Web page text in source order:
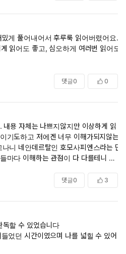
게 풀어내어서 후루룩 읽어버렸어요.
읽어도 좋고, 심오하게 여러번 읽어도
댓글0 0
용 자체는 나쁘지않지만 이상하게 읽
기도하고 저에겐 너무 이해가되지않는
니 네안데르탈인 호모사피엔스라는 단
마다 이해하는 관점이 다 다를테니 평
어려운도서를 참고 완독한 내 자신이
야 이해가 가려나요. 그럴자신은 없지
댓글0 3
할 수 있었습니다
었던 시간이였으며 나를 넓힐 수 있어